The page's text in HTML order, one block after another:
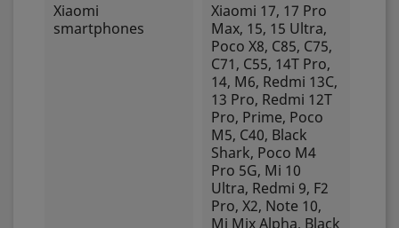
Xiaomi
smartphones
Xiaomi 17, 17 Pro
Max, 15, 15 Ultra,
Poco X8, C85, C75,
C71, C55, 14T Pro,
14, M6, Redmi 13C,
13 Pro, Redmi 12T
Pro, Prime, Poco
M5, C40, Black
Shark, Poco M4
Pro 5G, Mi 10
Ultra, Redmi 9, F2
Pro, X2, Note 10,
Mi Mix Alpha, Black